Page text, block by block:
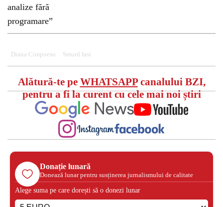
Diana Cimpoesu Smurd Iasi
Alătură-te pe WHATSAPPcanalului BZI,
pentru a fi la curent cu cele mai noi știri
Donație lunară
Donează lunar pentru susținerea jurnalismului de calitate
Alege suma pe care dorești să o donezi lunar